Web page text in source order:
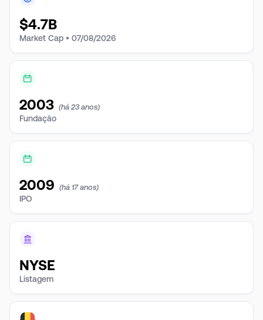
$4.7B
Market Cap • 07/08/2026
2003 (há 23 anos)
Fundação
2009 (há 17 anos)
IPO
NYSE
Listagem